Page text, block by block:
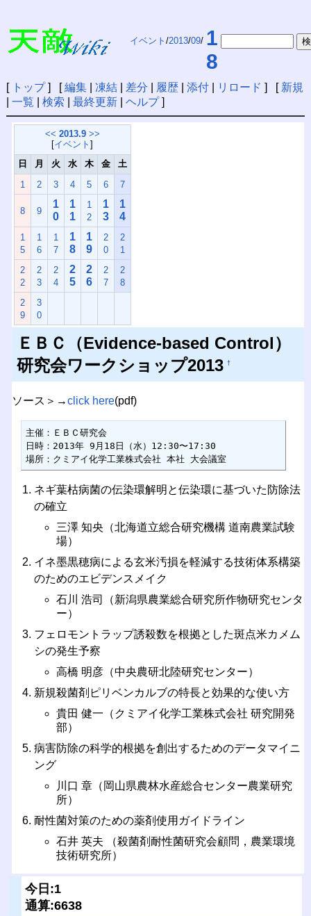
イベント /2013/09/ 1
8
[ トップ] [編集| 凍結| 差分 履歴| 添付| リロード ] [ 新規
一覧 検索 最終更新| ヘルプ]
<< 2013.9 >>
[イベント]
日
月 火 水 木 金
土
1
2 3 4 5 6 7
8 9
1
0
1
1
1
2
1
3
1
4
1
5
1
6
1
7
1
8
1
9
2
0
2
1
2
2
2
3
2
4
2
5
2
6
2
7
2
8
2
9
3
0
ＥＢＣ（Evidence-based Control）
研究会ワークショップ2013 †
ソース＞→click here(pdf)
主催：ＥＢＣ研究会
日時：2013年 9月18日（水）12:30〜17:30
場所：クミアイ化学工業株式会社 本社 大会議室
ネギ葉枯病菌の伝染環解明と伝染環に基づいた防除法
の確立
三澤 知央（北海道立総合研究機構 道南農業試験
場）
イネ墨黒穂病による玄米汚損を軽減する技術体系構築
のためのエビデンスメイク
石川 浩司（新潟県農業総合研究所作物研究センタ
ー）
フェロモントラップ誘殺数を根拠とした斑点米カメム
シの発生予察
高橋 明彦（中央農研北陸研究センター）
新規殺菌剤ピリベンカルブの特長と効果的な使い方
貴田 健一（クミアイ化学工業株式会社 研究開発
部）
病害防除の科学的根拠を創出するためのデータマイニ
ング
川口 章（岡山県農林水産総合センター農業研究
所）
耐性菌対策のための薬剤使用ガイドライン
石井 英夫 （殺菌剤耐性菌研究会顧問，農業環境
技術研究所）
今日:1
通算:6638